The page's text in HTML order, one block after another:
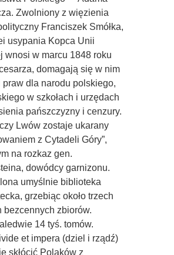
Zwolniony z więzienia
Franciszek Smółka,
usypania Kopca Unii
wnosi w marcu 1848 roku
domagają się w nim
praw dla narodu polskiego,
w szkołach i urzędach
pańszczyzny i cenzury.
Lwów zostaje ukarany
z Cytadeli Góry”,
na rozkaz gen.
dowódcy garnizonu.
umyślnie biblioteka
grzebiąc około trzech
bezcennych zbiorów.
14 tyś. tomów.
et impera (dziel i rządź)
skłócić Polaków z